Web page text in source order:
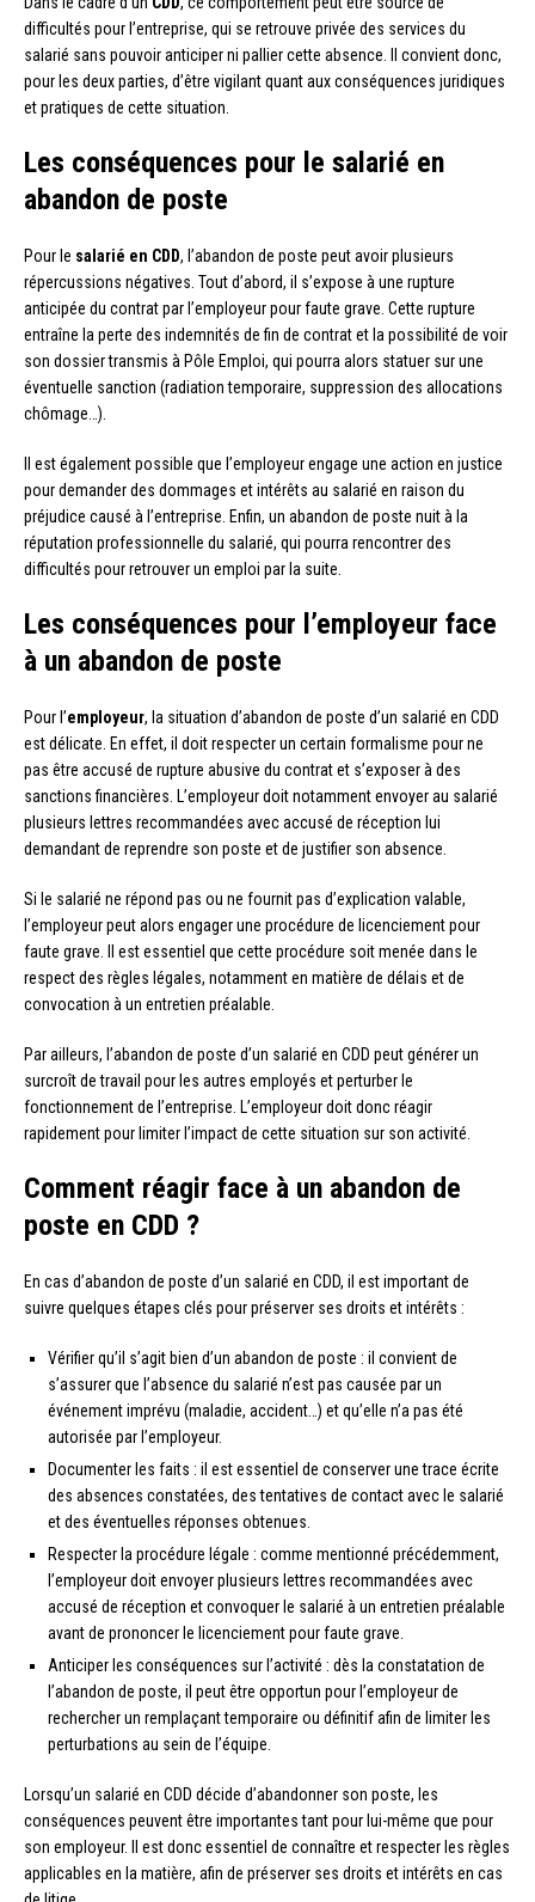
difficultés pour l’entreprise, qui se retrouve privée des services du
salarié sans pouvoir anticiper ni pallier cette absence. Il convient donc,
pour les deux parties, d’être vigilant quant aux conséquences juridiques
et pratiques de cette situation.
Les conséquences pour le salarié en
abandon de poste
Pour le salarié en CDD, l’abandon de poste peut avoir plusieurs
répercussions négatives. Tout d’abord, il s’expose à une rupture
anticipée du contrat par l’employeur pour faute grave. Cette rupture
entraîne la perte des indemnités de fin de contrat et la possibilité de voir
son dossier transmis à Pôle Emploi, qui pourra alors statuer sur une
éventuelle sanction (radiation temporaire, suppression des allocations
chômage…).
Il est également possible que l’employeur engage une action en justice
pour demander des dommages et intérêts au salarié en raison du
préjudice causé à l’entreprise. Enfin, un abandon de poste nuit à la
réputation professionnelle du salarié, qui pourra rencontrer des
difficultés pour retrouver un emploi par la suite.
Les conséquences pour l’employeur face
à un abandon de poste
Pour l’employeur, la situation d’abandon de poste d’un salarié en CDD
est délicate. En effet, il doit respecter un certain formalisme pour ne
pas être accusé de rupture abusive du contrat et s’exposer à des
sanctions financières. L’employeur doit notamment envoyer au salarié
plusieurs lettres recommandées avec accusé de réception lui
demandant de reprendre son poste et de justifier son absence.
Si le salarié ne répond pas ou ne fournit pas d’explication valable,
l’employeur peut alors engager une procédure de licenciement pour
faute grave. Il est essentiel que cette procédure soit menée dans le
respect des règles légales, notamment en matière de délais et de
convocation à un entretien préalable.
Par ailleurs, l’abandon de poste d’un salarié en CDD peut générer un
surcroît de travail pour les autres employés et perturber le
fonctionnement de l’entreprise. L’employeur doit donc réagir
rapidement pour limiter l’impact de cette situation sur son activité.
Comment réagir face à un abandon de
poste en CDD ?
En cas d’abandon de poste d’un salarié en CDD, il est important de
suivre quelques étapes clés pour préserver ses droits et intérêts :
Vérifier qu’il s’agit bien d’un abandon de poste : il convient de
s’assurer que l’absence du salarié n’est pas causée par un
événement imprévu (maladie, accident…) et qu’elle n’a pas été
autorisée par l’employeur.
Documenter les faits : il est essentiel de conserver une trace écrite
des absences constatées, des tentatives de contact avec le salarié
et des éventuelles réponses obtenues.
Respecter la procédure légale : comme mentionné précédemment,
l’employeur doit envoyer plusieurs lettres recommandées avec
accusé de réception et convoquer le salarié à un entretien préalable
avant de prononcer le licenciement pour faute grave.
Anticiper les conséquences sur l’activité : dès la constatation de
l’abandon de poste, il peut être opportun pour l’employeur de
rechercher un remplaçant temporaire ou définitif afin de limiter les
perturbations au sein de l’équipe.
Lorsqu’un salarié en CDD décide d’abandonner son poste, les
conséquences peuvent être importantes tant pour lui-même que pour
son employeur. Il est donc essentiel de connaître et respecter les règles
applicables en la matière, afin de préserver ses droits et intérêts en cas